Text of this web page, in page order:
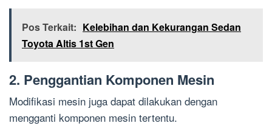
Pos Terkait: Kelebihan dan Kekurangan Sedan
Toyota Altis 1st Gen
2. Penggantian Komponen Mesin
Modifikasi mesin juga dapat dilakukan dengan
mengganti komponen mesin tertentu.